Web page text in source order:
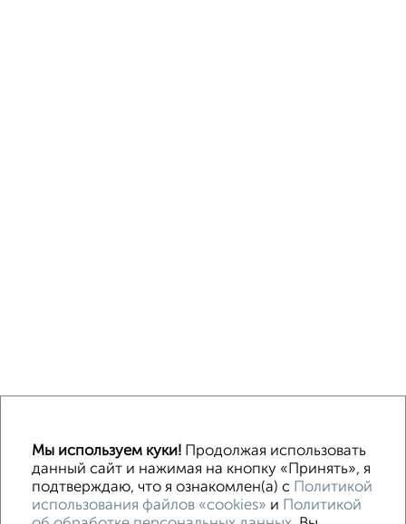
Помещение свободного назначения
Производственное помещение
Контакты Политика конфиденциальности
Мы используем куки!Продолжая использовать
данный сайт и нажимая на кнопку «Принять», я
подтверждаю, что я ознакомлен(а) с Политикой
использования файлов «cookies» и Политикой